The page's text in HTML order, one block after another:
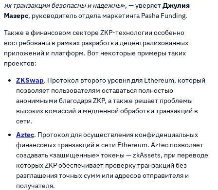
их транзакции безопасны и надежны», — уверяетДжулия
Мазерс, руководитель отдела маркетинга Pasha Funding.
Также в финансовом секторе ZKP-технологии особенно
востребованы в рамках разработки децентрализованных
приложений и платформ. Вот некоторые примеры таких
проектов:
ZKSwap. Протокол второго уровня для Ethereum, который
позволяет пользователям оставаться полностью
анонимными благодаря ZKP, а также решает проблемы
высоких комиссий и медленной обработки транзакций в
сети.
Aztec. Протокол для осуществления конфиденциальных
финансовых транзакций в сети Ethereum. Aztec позволяет
создавать «защищенные» токены — zkAssets, при переводе
которых ZKP обеспечивает проверку транзакций без
разглашения точных сумм или адресов отправителя и
получателя.